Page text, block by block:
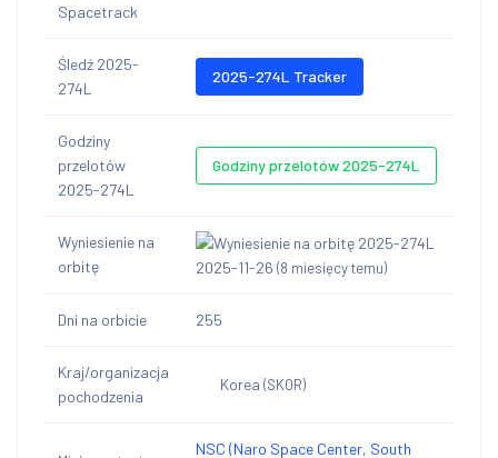
Spacetrack
Śledź 2025-
274L
2025-274L Tracker
Godziny
przelotów
2025-274L
Godziny przelotów 2025-274L
Wyniesienie na
orbitę
2025-11-26 (8 miesięcy temu)
Dni na orbicie 255
Kraj/organizacja
pochodzenia
Korea (SKOR)
NSC (Naro Space Center, South